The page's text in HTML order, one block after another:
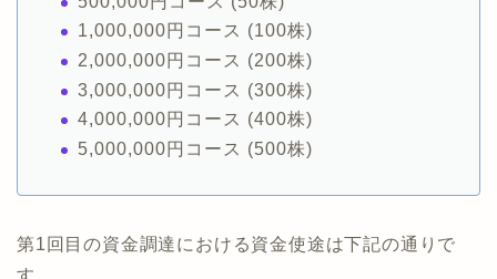
1,000,000円コース (100株)
2,000,000円コース (200株)
3,000,000円コース (300株)
4,000,000円コース (400株)
5,000,000円コース (500株)
第1回目の資金調達における資金使途は下記の通りで
す。